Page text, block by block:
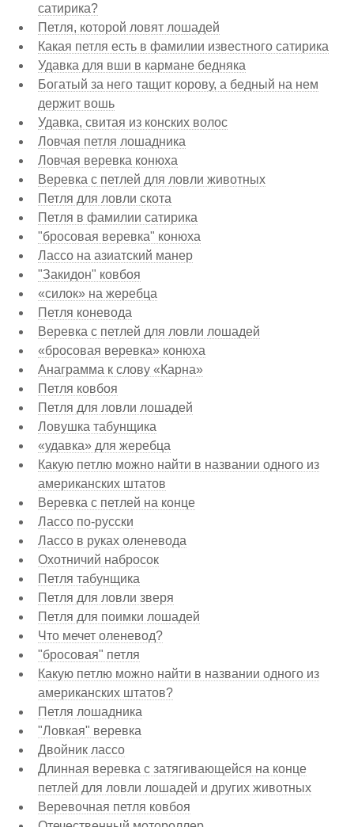
сатирика?
Петля, которой ловят лошадей
Какая петля есть в фамилии известного сатирика
Удавка для вши в кармане бедняка
Богатый за него тащит корову, а бедный на нем
держит вошь
Удавка, свитая из конских волос
Ловчая петля лошадника
Ловчая веревка конюха
Веревка с петлей для ловли животных
Петля для ловли скота
Петля в фамилии сатирика
"бросовая веревка" конюха
Лассо на азиатский манер
"Закидон" ковбоя
«силок» на жеребца
Петля коневода
Веревка с петлей для ловли лошадей
«бросовая веревка» конюха
Анаграмма к слову «Карна»
Петля ковбоя
Петля для ловли лошадей
Ловушка табунщика
«удавка» для жеребца
Какую петлю можно найти в названии одного из
американских штатов
Веревка с петлей на конце
Лассо по-русски
Лассо в руках оленевода
Охотничий набросок
Петля табунщика
Петля для ловли зверя
Петля для поимки лошадей
Что мечет оленевод?
"бросовая" петля
Какую петлю можно найти в названии одного из
американских штатов?
Петля лошадника
"Ловкая" веревка
Двойник лассо
Длинная веревка с затягивающейся на конце
петлей для ловли лошадей и других животных
Веревочная петля ковбоя